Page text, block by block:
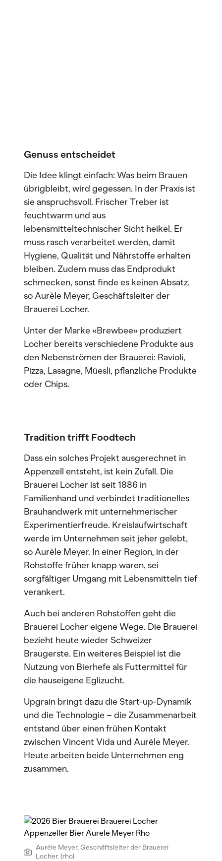
Genuss entscheidet
Die Idee klingt einfach: Was beim Brauen
übrigbleibt, wird gegessen. In der Praxis ist
sie anspruchsvoll. Frischer Treber ist
feuchtwarm und aus
lebensmitteltechnischer Sicht heikel. Er
muss rasch verarbeitet werden, damit
Hygiene, Qualität und Nährstoffe erhalten
bleiben. Zudem muss das Endprodukt
schmecken, sonst finde es keinen Absatz,
so Aurèle Meyer, Geschäftsleiter der
Brauerei Locher.
Unter der Marke «Brewbee» produziert
Locher bereits verschiedene Produkte aus
den Nebenströmen der Brauerei: Ravioli,
Pizza, Lasagne, Müesli, pflanzliche Produkte
oder Chips.
Tradition trifft Foodtech
Dass ein solches Projekt ausgerechnet in
Appenzell entsteht, ist kein Zufall. Die
Brauerei Locher ist seit 1886 in
Familienhand und verbindet traditionelles
Brauhandwerk mit unternehmerischer
Experimentierfreude. Kreislaufwirtschaft
werde im Unternehmen seit jeher gelebt,
so Aurèle Meyer. In einer Region, in der
Rohstoffe früher knapp waren, sei
sorgfältiger Umgang mit Lebensmitteln tief
verankert.
Auch bei anderen Rohstoffen geht die
Brauerei Locher eigene Wege. Die Brauerei
bezieht heute wieder Schweizer
Braugerste. Ein weiteres Beispiel ist die
Nutzung von Bierhefe als Futtermittel für
die hauseigene Eglizucht.
Upgrain bringt dazu die Start-up-Dynamik
und die Technologie – die Zusammenarbeit
entstand über einen frühen Kontakt
zwischen Vincent Vida und Aurèle Meyer.
Heute arbeiten beide Unternehmen eng
zusammen.
Aurèle Meyer, Geschäftsleiter der Brauerei
Locher. (rho)